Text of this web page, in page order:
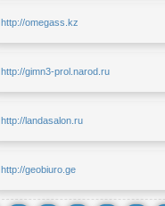
http://omegass.kz
http://gimn3-prol.narod.ru
http://landasalon.ru
http://geobiuro.ge